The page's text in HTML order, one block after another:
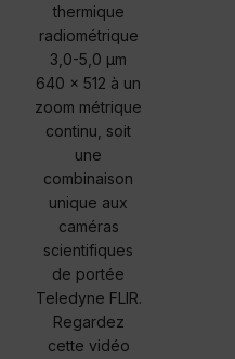
thermique
radiométrique
3,0-5,0 μm
640 × 512 à un
zoom métrique
continu, soit
une
combinaison
unique aux
caméras
scientifiques
de portée
Teledyne FLIR.
Regardez
cette vidéo